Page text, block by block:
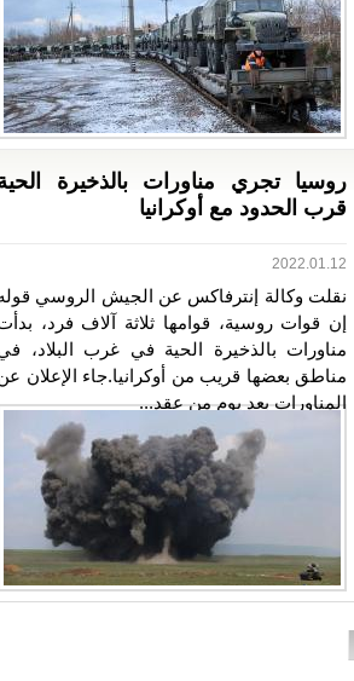
روسيا تجري مناورات بالذخيرة
قرب الحدود مع أوكرانيا
2022.01.12
نقلت وكالة إنترفاكس عن الجيش الروسي
إن قوات روسية، قوامها ثلاثة آلاف فرد،
مناورات بالذخيرة الحية في غرب البلاد،
مناطق بعضها قريب من أوكرانيا.جاء الإعلان
المناورات بعد يوم من عقد...